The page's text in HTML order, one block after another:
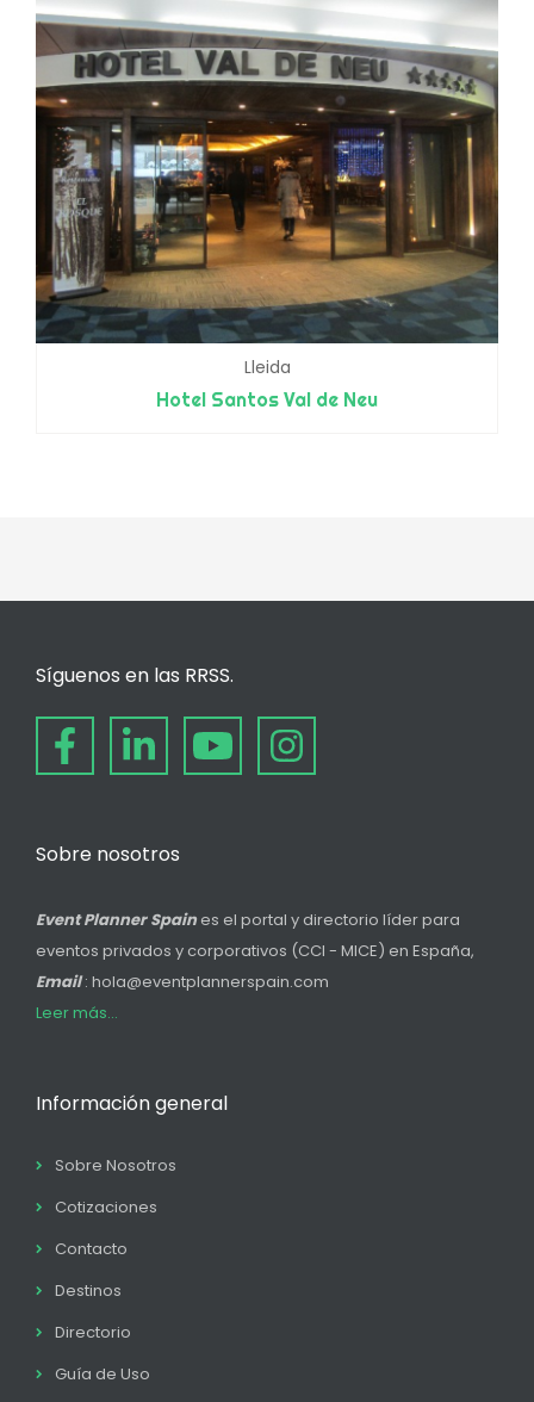
Lleida
Hotel Santos Val de Neu
Síguenos en las RRSS.
Sobre nosotros
Event Planner Spain es el portal y directorio líder para
eventos privados y corporativos (CCI - MICE) en España,
Email: hola@eventplannerspain.com
Leer más...
Información general
Sobre Nosotros
Cotizaciones
Contacto
Destinos
Directorio
Guía de Uso